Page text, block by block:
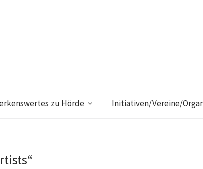
zu Hörde Initiativen/Vereine/